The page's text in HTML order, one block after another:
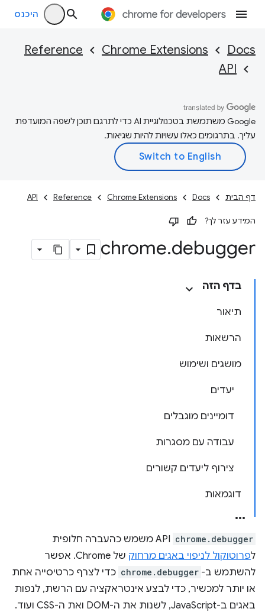
היכנס
Docs
Chrome Extensions
Reference
API
‫Google משתמשת בטכנולוגיית AI כדי לתרגם תוכן לשפה המועדפת
עליך. בתרגומים כאלו עשויות להיות שגיאות.
דף הבית Docs
Chrome Extensions
Reference
API
המידע עזר לך?
chrome.debugger
בדף הזה
תיאור
הרשאות
מושגים ושימוש
יעדים
דומיינים מוגבלים
עבודה עם מסגרות
צירוף ליעדים קשורים
דוגמאות
chrome.debugger
API משמש כהעברה חלופית
לפרוטוקול לניפוי באגים מרחוק
של Chrome. אפשר
להשתמש ב- chrome.debugger כדי לצרף כרטיסייה אחת
או יותר למכשיר, כדי לבצע אינטראקציה עם הרשת, לנפות
באגים ב-JavaScript, לשנות את ה-DOM ואת ה-CSS ועוד.